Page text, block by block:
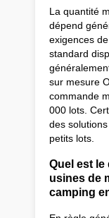
La quantité
dépend
exigences
standard
sur mesure
commande
000 lots.
des
petits lots.
Quel est
usines de
camping